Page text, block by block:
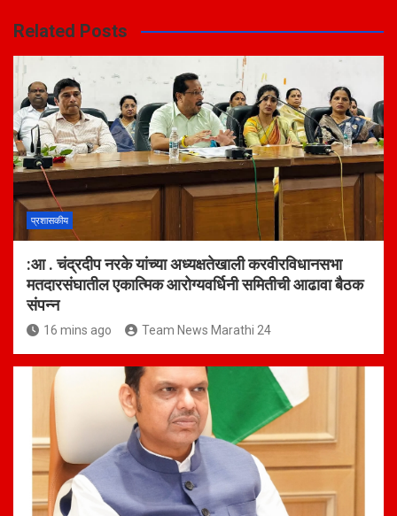
Related Posts
प्रशासकीय
:आ . चंद्रदीप नरके यांच्या अध्यक्षतेखाली करवीरविधानसभा
मतदारसंघातील एकात्मिक आरोग्यवर्धिनी समितीची आढावा बैठक
संपन्न
16 mins ago Team News Marathi 24